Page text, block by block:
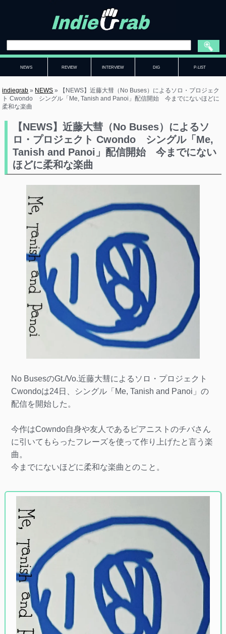
NEWS REVIEW INTERVIEW DIG P-LIST
indiegrab » NEWS »
【NEWS】近藤大彗（No Buses）によるソロ・プロジェク
ト Cwondo シングル「Me, Tanish and Panoi」配信開始 今までにないほどに
柔和な楽曲
【NEWS】近藤大彗（No Buses）によるソ
ロ・プロジェクト Cwondo シングル「Me,
Tanish and Panoi」配信開始 今までにない
ほどに柔和な楽曲
No BusesのGt./Vo.近藤大彗によるソロ・プロジェクト
Cwondoは24日、シングル「Me, Tanish and Panoi」の
配信を開始した。
今作はCowndo自身や友人であるピアニストのチバさん
に引いてもらったフレーズを使って作り上げたと言う楽
曲。
今までにないほどに柔和な楽曲とのこと。